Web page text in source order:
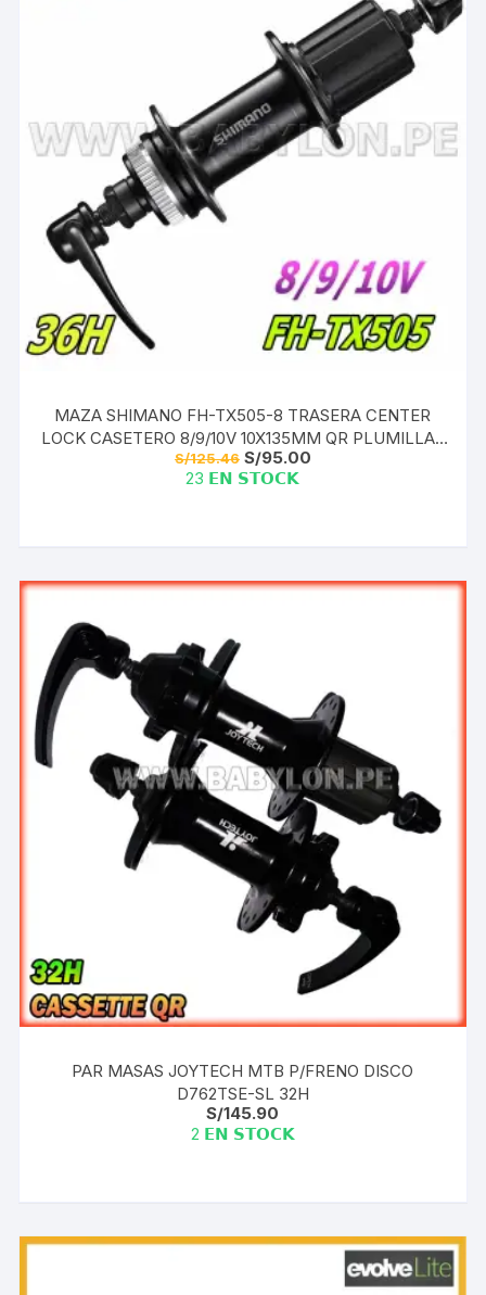
MAZA SHIMANO FH-TX505-8 TRASERA CENTER
LOCK CASETERO 8/9/10V 10X135MM QR PLUMILLA |
36H IND. PACK
S/125.46 El
precio
original
S/95.00El
23 𝗘𝗡 𝗦𝗧𝗢𝗖𝗞
PAR MASAS JOYTECH MTB P/FRENO DISCO
D762TSE-SL 32H
S/145.90
2 𝗘𝗡 𝗦𝗧𝗢𝗖𝗞